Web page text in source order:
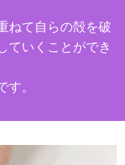
ねて自らの殻を破
ていくことができ
す。